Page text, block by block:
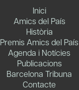
Inici
Amics del País
Història
Premis Amics del País
Agenda i Notícies
Publicacions
Barcelona Tribuna
Contacte